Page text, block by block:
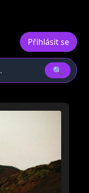
Přihlásit se
🔍